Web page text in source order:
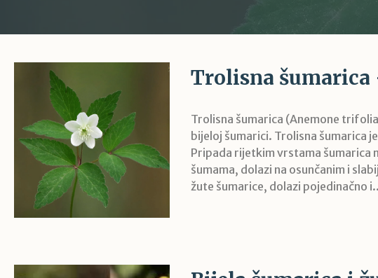
Trolisna
Trolisna šumarica (Anemone
bijeloj šumarici. Trolisna šumarica
Pripada rijetkim vrstama šumarica
šumama, dolazi na osunčanim i
žute šumarice, dolazi pojedinačno